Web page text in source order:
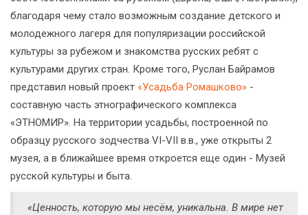
благодаря чему стало возможным создание детского и
молодежного лагеря для популяризации российской
культуры за рубежом и знакомства русских ребят с
культурами других стран. Кроме того, Руслан Байрамов
представил новый проект «Усадьба Ромашково» -
составную часть этнографического комплекса
«ЭТНОМИР». На территории усадьбы, построенной по
образцу русского зодчества VI-VII в.в., уже открыты 2
музея, а в ближайшее время откроется еще один - Музей
русской культуры и быта.
«Ценность, которую мы несём, уникальна. В мире нет